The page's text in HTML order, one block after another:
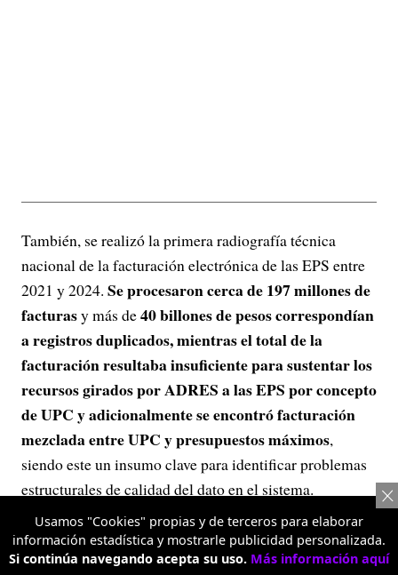
También, se realizó la primera radiografía técnica
nacional de la facturación electrónica de las EPS entre
2021 y 2024. Se procesaron cerca de 197 millones de
facturasy más de40 billones de pesos correspondían
a registros duplicados, mientras el total de la
facturación resultaba insuficiente para sustentar los
recursos girados por ADRES a las EPS por concepto
de UPC y adicionalmente se encontró facturación
mezclada entre UPC y presupuestos máximos,
siendo este un insumo clave para identificar problemas
estructurales de calidad del dato en el sistema.
Finalmente, en esa gestión se destaca laSala de
inteligenciade la ADRES, una herramienta digital
Usamos "Cookies" propias y de terceros para elaborar
información estadística y mostrarle publicidad personalizada.
Si continúa navegando acepta su uso. Más información aquí